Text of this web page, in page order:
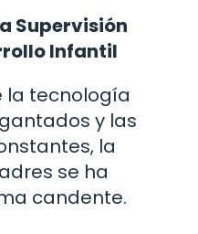
Supervisión
Infantil
la tecnología
y las
la
se ha
candente.